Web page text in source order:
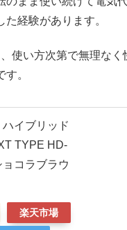
経験があります。
使い方次第で無理なく
。
イブリッド
TYPE HD-
コラブラウ
楽天市場